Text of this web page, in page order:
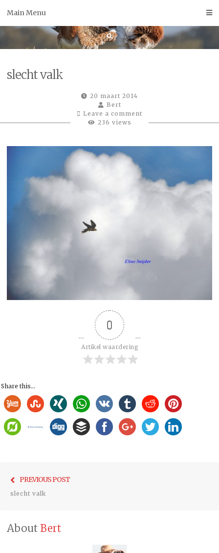
Main Menu
slecht valk
20 maart 2014
Bert
Leave a comment
236 views
0
Artikel waardering
Share this...
navigatie
PREVIOUS POST
slecht valk
About Bert